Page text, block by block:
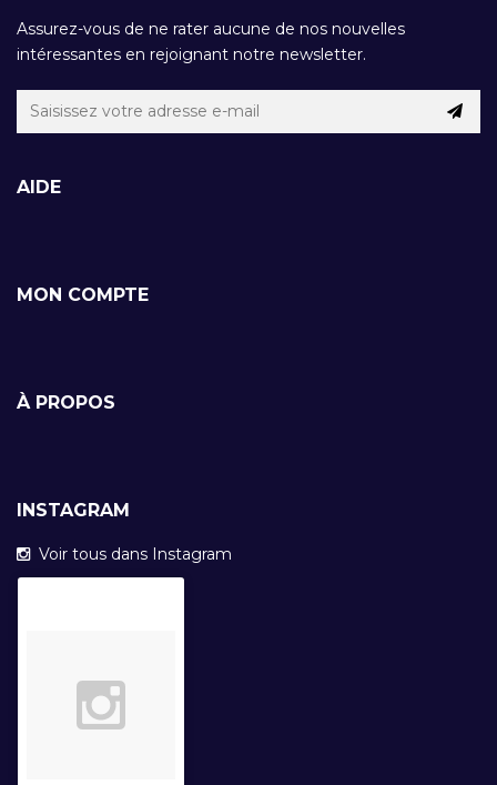
Assurez-vous de ne rater aucune de nos nouvelles
intéressantes en rejoignant notre newsletter.
AIDE
MON COMPTE
À PROPOS
INSTAGRAM
Voir tous dans Instagram